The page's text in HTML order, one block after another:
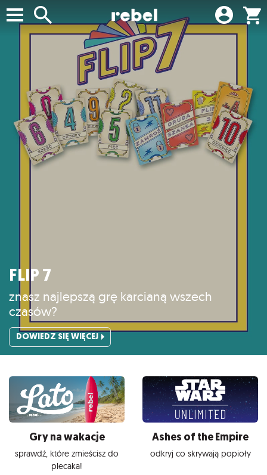
FLIP 7
znasz najlepszą grę karcianą wszech
czasów?
DOWIEDZ SIĘ WIĘCEJ
Gry na wakacje
sprawdź, które zmieścisz do
plecaka!
Ashes of the Empire
odkryj co skrywają popioły